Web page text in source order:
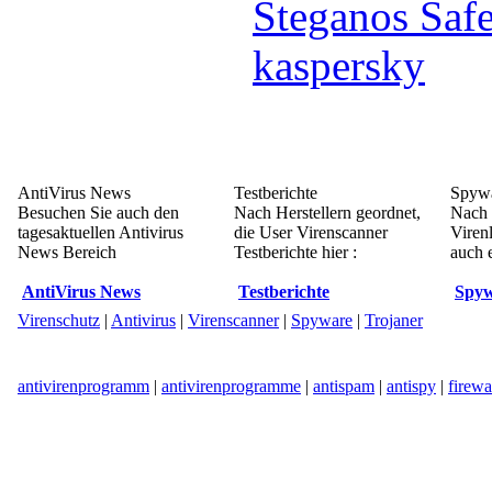
Steganos
kaspersky
AntiVirus News
Besuchen Sie auch den
tagesaktuellen Antivirus
News Bereich
AntiVirus News
Testberichte
Nach Herstellern geordnet,
die User Virenscanner
Testberichte hier :
Testberichte
Nach
auch
Virenschutz | Antivirus | Virenscanner| Spyware | Trojaner
antivirenprogramm | antivirenprogramme | antispam | antispy |